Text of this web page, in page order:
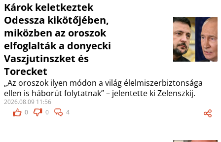
Károk keletkeztek
Odessza kikötőjében,
miközben az oroszok
elfoglalták a donyecki
Vaszjutinszket és
Torecket
„Az oroszok ilyen módon a világ élelmiszerbiztonsága
ellen is háborút folytatnak” – jelentette ki Zelenszkij.
2026.08.09 11:56
0
0 4